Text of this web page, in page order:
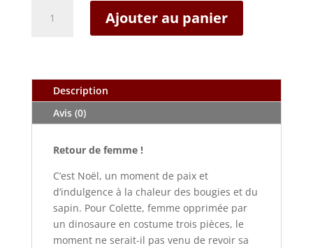
Treize
Vents
Ajouter au panier
Description
Avis (0)
Retour de femme !
C’est Noël, un moment de paix et
d’indulgence à la chaleur des bougies et du
sapin. Pour Colette, femme opprimée par
un dinosaure en costume trois pièces, le
moment ne serait-il pas venu de revoir sa